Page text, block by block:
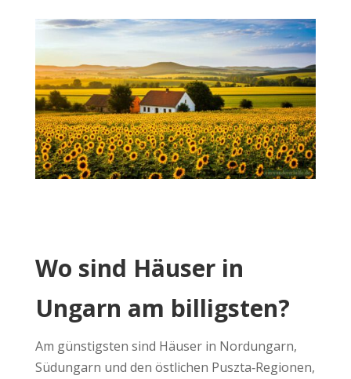
Wo sind Häuser in
Ungarn am billigsten?
Am günstigsten sind Häuser in Nordungarn,
Südungarn und den östlichen Puszta‑Regionen,